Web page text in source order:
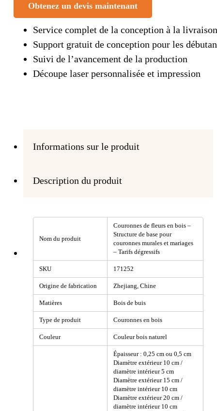
Obtenez un devis maintenant
Service complet de la conception à la livraison
Support gratuit de conception pour les
Suivi de l’avancement de la production
Découpe laser personnalisée et impression
Informations sur le produit
Description du produit
Nom du produit
Couronnes de fleurs en bois –
Structure de base pour
couronnes murales et mariages
– Tarifs dégressifs
SKU 171252
Origine de fabrication Zhejiang, Chine
Matières Bois de buis
Type de produit Couronnes en bois
Couleur Couleur bois naturel
Épaisseur : 0,25 cm ou 0,5 cm
Diamètre extérieur 10 cm /
diamètre intérieur 5 cm
Diamètre extérieur 15 cm /
diamètre intérieur 10 cm
Diamètre extérieur 20 cm /
diamètre intérieur 10 cm